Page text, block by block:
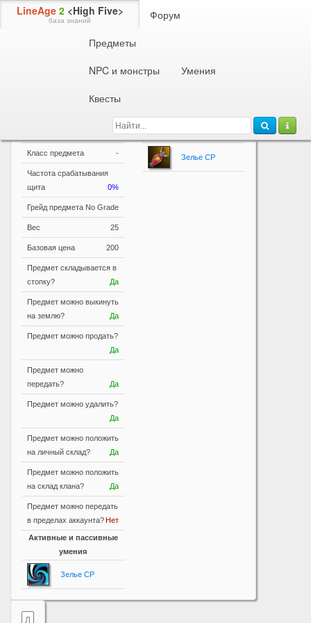
LineAge 2 <High Five>
база знаний
Форум
Предметы
NPC и монстры
Умения
Квесты
Информация о предмете Зелье CP
Основные параметры
Класс предмета -
Частота срабатывания
щита
0%
Грейд предмета No Grade
Вес 25
Базовая цена 200
Предмет складывается в
стопку?
Да
Предмет можно выкинуть
на землю?
Да
Предмет можно продать?
Да
Предмет можно
передать?
Да
Предмет можно удалить?
Да
Предмет можно положить
на личный склад?
Да
Предмет можно положить
на склад клана?
Да
Предмет можно передать
в пределах аккаунта?Нет
Активные и пассивные
умения
Зелье CP
Другие версии
Зелье CP